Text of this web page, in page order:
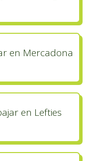
en Mercadona
en Lefties